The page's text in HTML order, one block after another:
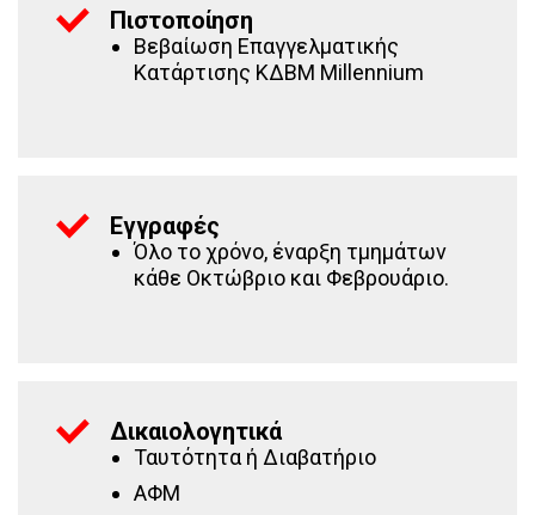
Πιστοποίηση
Βεβαίωση Επαγγελματικής
Κατάρτισης ΚΔΒΜ Millennium
Εγγραφές
Όλο το χρόνο, έναρξη τμημάτων
κάθε Οκτώβριο και Φεβρουάριο.
Δικαιολογητικά
Ταυτότητα ή Διαβατήριο
ΑΦΜ